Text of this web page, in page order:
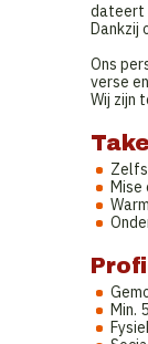
dateert
Dankzij
Ons
verse
Wij zijn
Mise
Min.